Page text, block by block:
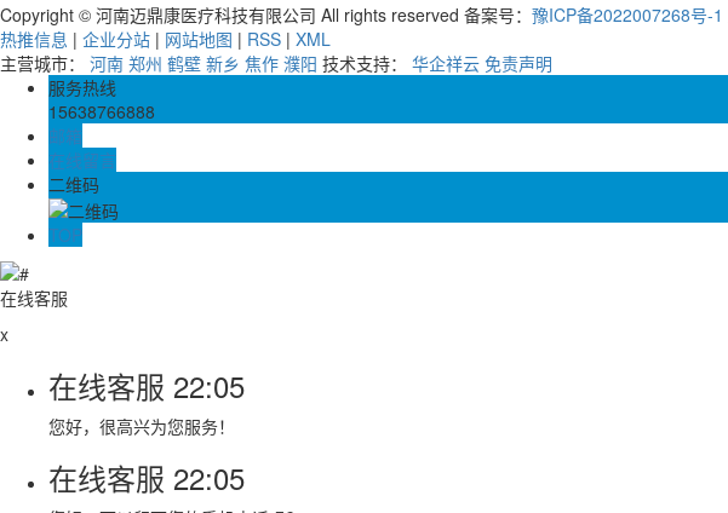
Copyright © 河南迈鼎康医疗科技有限公司 All rights reserved 备案号： 豫ICP备2022007268号-1
热推信息 | 企业分站 | 网站地图 | RSS | XML
主营城市： 河南 郑州 鹤壁 新乡 焦作 濮阳 技术支持： 华企祥云 免责声明
服务热线
15638766888
邮箱
在线留言
二维码
TOP
在线客服
x
在线客服 22:05
您好，很高兴为您服务！
在线客服 22:05